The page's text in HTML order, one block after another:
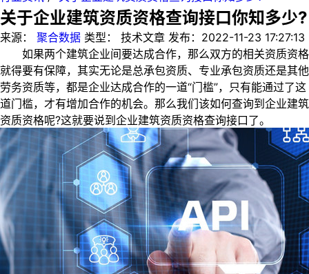
关于企业建筑资质资格查询接口你知多少?
来源： 聚合数据 类型： 技术文章 发布： 2022-11-23 17:27:13
如果两个建筑企业间要达成合作，那么双方的相关资质资格
就得要有保障，其实无论是总承包资质、专业承包资质还是其他
劳务资质等，都是企业达成合作的一道“门槛”，只有能通过了这
道门槛，才有增加合作的机会。那么我们该如何查询到企业建筑
资质资格呢?这就要说到企业建筑资质资格查询接口了。